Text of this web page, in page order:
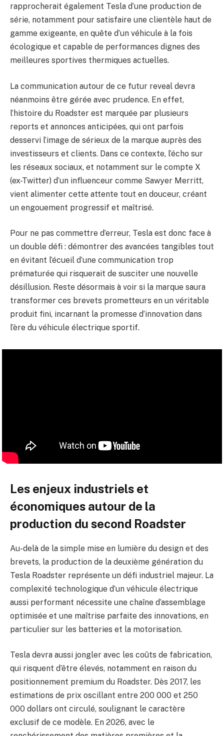
rapprocherait également Tesla d’une production de
série, notamment pour satisfaire une clientèle haut de
gamme exigeante, en quête d’un véhicule à la fois
écologique et capable de performances dignes des
meilleures sportives thermiques actuelles.
La communication autour de ce futur reveal devra
néanmoins être gérée avec prudence. En effet,
l’histoire du Roadster est marquée par plusieurs
reports et annonces anticipées, qui ont parfois
desservi l’image de sérieux de la marque auprès des
investisseurs et clients. Dans ce contexte, l’écho sur
les réseaux sociaux, et notamment sur le compte X
(ex-Twitter) d’un influenceur comme Sawyer Merritt,
vient alimenter cette attente tout en douceur, créant
un engouement progressif et maîtrisé.
Pour ne pas commettre d’erreur, Tesla est donc face à
un double défi : démontrer des avancées tangibles tout
en évitant l’écueil d’une communication trop
prématurée qui risquerait de susciter une nouvelle
désillusion. Reste désormais à voir si la marque saura
transformer ces brevets prometteurs en un véritable
produit fini, incarnant la promesse d’innovation dans
l’ère du véhicule électrique sportif.
Les enjeux industriels et
économiques autour de la
production du second Roadster
Au-delà de la simple mise en lumière du design et des
brevets, la production de la deuxième génération du
Tesla Roadster représente un défi industriel majeur. La
complexité technologique d’un véhicule électrique
aussi performant nécessite une chaîne d’assemblage
optimisée et une maîtrise parfaite des innovations, en
particulier sur les batteries et la motorisation.
Tesla devra aussi jongler avec les coûts de fabrication,
qui risquent d’être élevés, notamment en raison du
positionnement premium du Roadster. Dès 2017, les
estimations de prix oscillant entre 200 000 et 250
000 dollars ont circulé, soulignant le caractère
exclusif de ce modèle. En 2026, avec le